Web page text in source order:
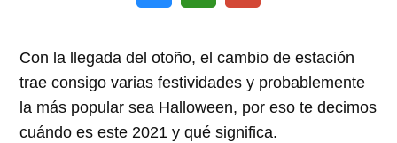
Con la llegada del otoño, el cambio de estación
trae consigo varias festividades y probablemente
la más popular sea Halloween, por eso te decimos
cuándo es este 2021 y qué significa.